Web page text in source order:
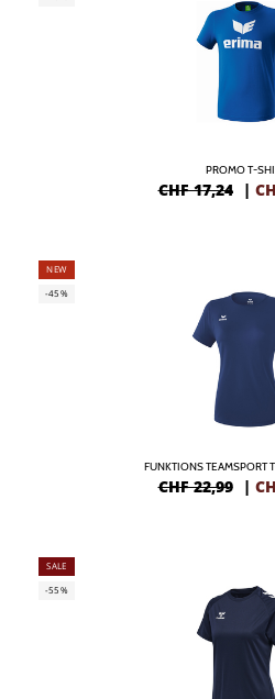
PROMO T-
CHF 17,24 |
NEW
-45%
FUNKTIONS TEAMSPORT
CHF 22,99 |
SALE
-55%